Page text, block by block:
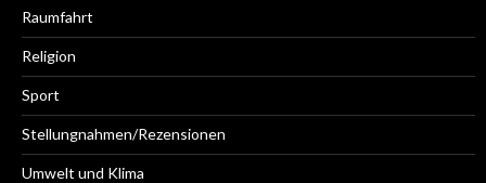
Raumfahrt
Religion
Sport
Stellungnahmen/Rezensionen
Umwelt und Klima